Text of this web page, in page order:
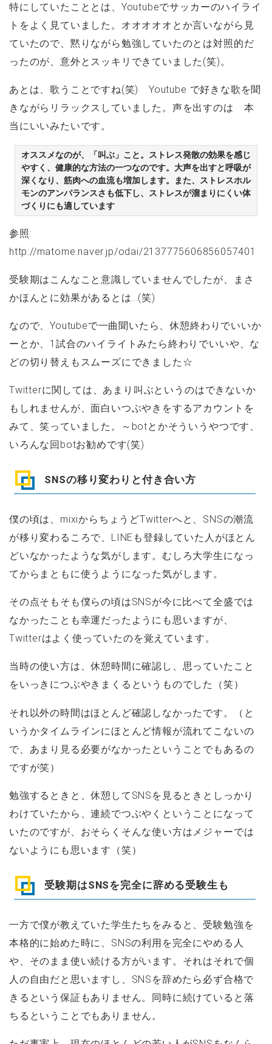
特にしていたこととは、Youtubeでサッカーのハイライ
トをよく見ていました。オオオオオとか言いながら見
ていたので、黙りながら勉強していたのとは対照的だ
ったのが、意外とスッキリできていました(笑)。
あとは、歌うことですね(笑) Youtube で好きな歌を聞
きながらリラックスしていました。声を出すのは 本
当にいいみたいです。
オススメなのが、「叫ぶ」こと。ストレス発散の効果を感じ
やすく、健康的な方法の一つなのです。大声を出すと呼吸が
深くなり、筋肉への血流も増加します。また、ストレスホル
モンのアンバランスさも低下し、ストレスが溜まりにくい体
づくりにも適しています
参照:
http://matome.naver.jp/odai/2137775606856057401
受験期はこんなこと意識していませんでしたが、まさ
かほんとに効果があるとは…(笑)
なので、Youtubeで一曲聞いたら、休憩終わりでいいか
ーとか、1試合のハイライトみたら終わりでいいや、な
どの切り替えもスムーズにできました☆
Twitterに関しては、あまり叫ぶというのはできないか
もしれませんが、面白いつぶやきをするアカウントを
みて、笑っていました。～botとかそういうやつです、
いろんな回botお勧めです(笑)
SNSの移り変わりと付き合い方
僕の頃は、mixiからちょうどTwitterへと、SNSの潮流
が移り変わるころで、LINEも登録していた人がほとん
どいなかったような気がします。むしろ大学生になっ
てからまともに使うようになった気がします。
その点そもそも僕らの頃はSNSが今に比べて全盛では
なかったことも幸運だったようにも思いますが、
Twitterはよく使っていたのを覚えています。
当時の使い方は、休憩時間に確認し、思っていたこと
をいっきにつぶやきまくるというものでした（笑）
それ以外の時間はほとんど確認しなかったです。（と
いうかタイムラインにほとんど情報が流れてこないの
で、あまり見る必要がなかったということでもあるの
ですが笑）
勉強するときと、休憩してSNSを見るときとしっかり
わけていたから、連続でつぶやくということになって
いたのですが、おそらくそんな使い方はメジャーでは
ないようにも思います（笑）
受験期はSNSを完全に辞める受験生も
一方で僕が教えていた学生たちをみると、受験勉強を
本格的に始めた時に、SNSの利用を完全にやめる人
や、そのまま使い続ける方がいます。それはそれで個
人の自由だと思いますし、SNSを辞めたら必ず合格で
きるという保証もありません。同時に続けていると落
ちるということでもありません。